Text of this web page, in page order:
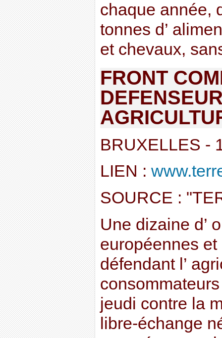
chaque année,
tonnes d’
et chevaux,
FRONT
BRUXELLES -
LIEN :
SOURCE :
Une dizaine d’
européennes
défendant l’
jeudi contre la
libre-échange